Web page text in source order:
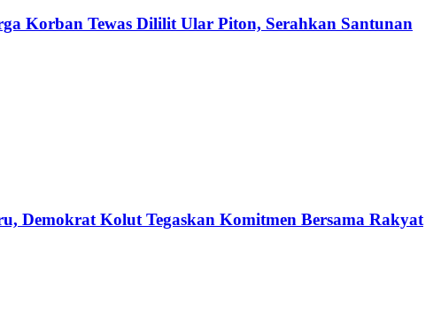
Korban Tewas Dililit Ular Piton, Serahkan Santunan
Demokrat Kolut Tegaskan Komitmen Bersama Rakyat